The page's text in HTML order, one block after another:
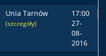
Unia Tarnów
(szczegóły)
17:00
27-
08-
2016